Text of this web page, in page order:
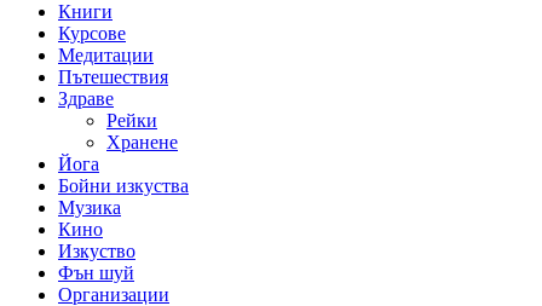
Книги
Курсове
Медитации
Пътешествия
Здраве
Рейки
Хранене
Йога
Бойни изкуства
Музика
Кино
Изкуство
Фън шуй
Организации